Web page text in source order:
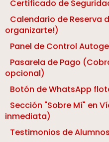
Certificado de
Calendario de Reserva
organizarte!)
Panel de Control
Pasarela de Pago
opcional)
Botón de WhatsApp
Sección "Sobre Mí" en
inmediata)
Testimonios de